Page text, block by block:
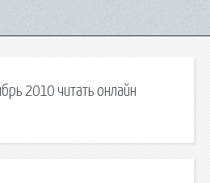
2010 читать онлайн